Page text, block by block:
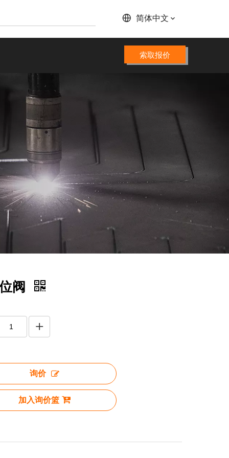
简体中文
索取报价
阀
询价
加入询价篮